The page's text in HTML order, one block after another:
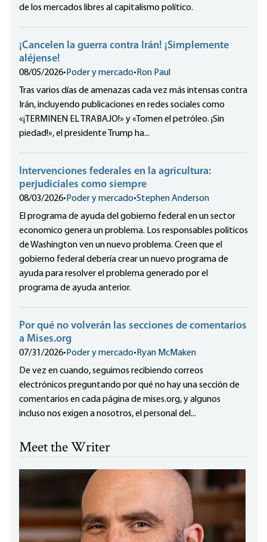
de los mercados libres al capitalismo político.
¡Cancelen la guerra contra Irán! ¡Simplemente
aléjense!
08/05/2026• Poder y mercado• Ron Paul
Tras varios días de amenazas cada vez más intensas contra
Irán, incluyendo publicaciones en redes sociales como
«¡TERMINEN EL TRABAJO!» y «Tomen el petróleo. ¡Sin
piedad!», el presidente Trump ha...
Intervenciones federales en la agricultura:
perjudiciales como siempre
08/03/2026• Poder y mercado•Stephen Anderson
El programa de ayuda del gobierno federal en un sector
economico genera un problema. Los responsables políticos
de Washington ven un nuevo problema. Creen que el
gobierno federal debería crear un nuevo programa de
ayuda para resolver el problema generado por el
programa de ayuda anterior.
Por qué no volverán las secciones de comentarios
a Mises.org
07/31/2026• Poder y mercado• Ryan McMaken
De vez en cuando, seguimos recibiendo correos
electrónicos preguntando por qué no hay una sección de
comentarios en cada página de mises.org, y algunos
incluso nos exigen a nosotros, el personal del...
Meet the Writer